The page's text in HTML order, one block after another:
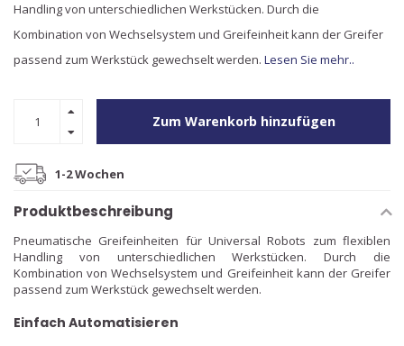
Handling von unterschiedlichen Werkstücken. Durch die
Kombination von Wechselsystem und Greifeinheit kann der Greifer
passend zum Werkstück gewechselt werden. Lesen Sie mehr..
Zum Warenkorb hinzufügen
1-2 Wochen
Produktbeschreibung
Pneumatische Greifeinheiten für Universal Robots zum flexiblen
Handling von unterschiedlichen Werkstücken. Durch die
Kombination von Wechselsystem und Greifeinheit kann der Greifer
passend zum Werkstück gewechselt werden.
Einfach Automatisieren